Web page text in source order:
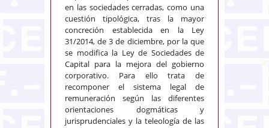
en las sociedades cerradas, como una
cuestión tipológica, tras la mayor
concreción establecida en la Ley
31/2014, de 3 de diciembre, por la que
se modifica la Ley de Sociedades de
Capital para la mejora del gobierno
corporativo. Para ello trata de
recomponer el sistema legal de
remuneración según las diferentes
orientaciones dogmáticas y
jurisprudenciales y la teleología de las